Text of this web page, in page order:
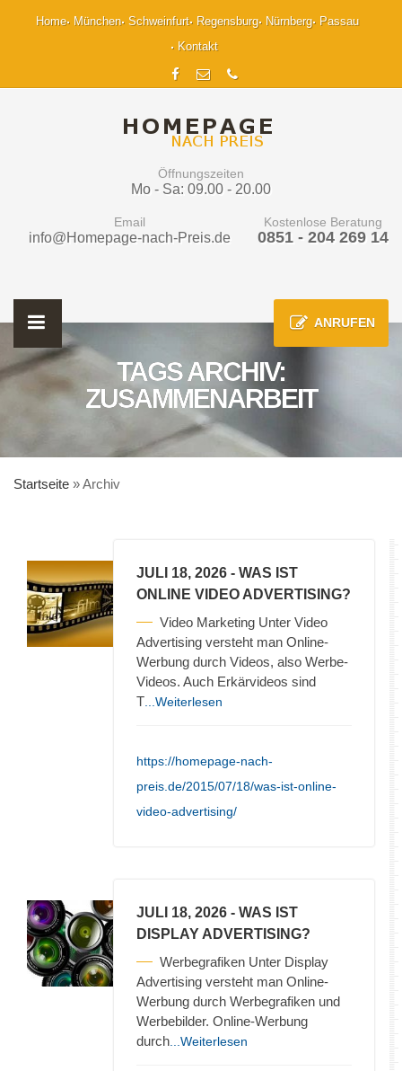
Home München Schweinfurt Regensburg Nürnberg
Passau
Kontakt
Öffnungszeiten
Mo - Sa: 09.00 - 20.00
Email
info@Homepage-nach-Preis.de
Kostenlose Beratung
0851 - 204 269 14
ANRUFEN
TAGS ARCHIV:
ZUSAMMENARBEIT
Startseite »Archiv
JULI 18, 2026 - WAS IST
ONLINE VIDEO ADVERTISING?
Video Marketing Unter Video
Advertising versteht man Online-
Werbung durch Videos, also Werbe-
Videos. Auch Erkärvideos sind
T ...Weiterlesen
https://homepage-nach-
preis.de/2015/07/18/was-ist-online-
video-advertising/
JULI 18, 2026 - WAS IST
DISPLAY ADVERTISING?
Werbegrafiken Unter Display
Advertising versteht man Online-
Werbung durch Werbegrafiken und
Werbebilder. Online-Werbung
durch ...Weiterlesen